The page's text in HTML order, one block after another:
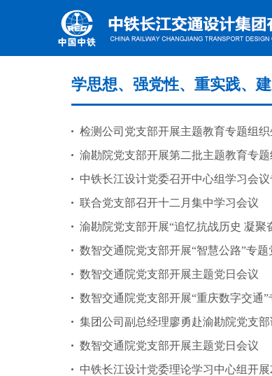
学思想、强党性、重实践、
检测公司党支部开展主题教育专题组
渝勘院党支部开展第二批主题教育专
中铁长江设计党委召开中心组学习会
联合党支部召开十二月集中学习会议
渝勘院党支部开展“追忆抗战历史 凝聚
数智交通院党支部开展“智慧公路”专题
数智交通院党支部开展主题党日会议
数智交通院党支部开展“重庆数字交通”
集团公司副总经理廖勇赴渝勘院党支
数智交通院党支部开展主题党日会议
中铁长江设计党委理论学习中心组开